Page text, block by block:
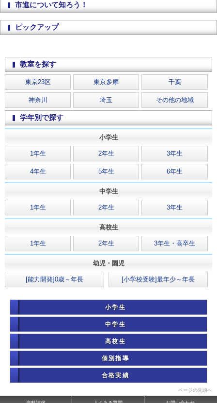
市進について知ろう！
ピックアップ
教室を探す
東京23区 東京多摩 千葉
神奈川 埼玉 その他の地域
学年別で探す
小学生
1年生 2年生 3年生
4年生 5年生 6年生
中学生
1年生 2年生 3年生
高校生
1年生 2年生 3年生・高卒生
幼児・園児
[能力開発]0歳～年長 [小学校受験]最年少～年長
小学生
中学生
高校生
個別指導
合格実績
ページの先頭へ